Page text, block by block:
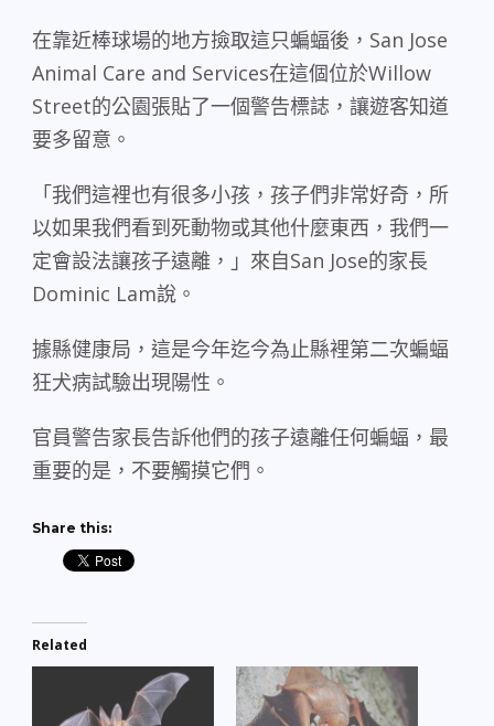
在靠近棒球場的地方撿取這只蝙蝠後， San Jose
Animal Care and Services在這個位於Willow
Street的公園張貼了一個警告標誌，讓遊客知道
要多留意。
「我們這裡也有很多小孩，孩子們非常好奇，所
以如果我們看到死動物或其他什麼東西，我們一
定會設法讓孩子遠離，」來自San Jose的家長
Dominic Lam說。
據縣健康局，這是今年迄今為止縣裡第二次蝙蝠
狂犬病試驗出現陽性。
官員警告家長告訴他們的孩子遠離任何蝙蝠，最
重要的是，不要觸摸它們。
Share this:
Related